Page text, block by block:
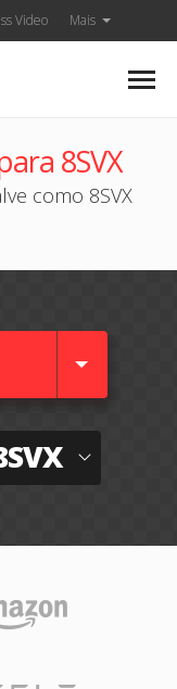
Video Mais
8SVX
como 8SVX